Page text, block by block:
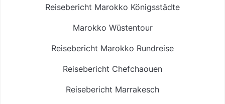
Reisebericht Marokko Königsstädte
Marokko Wüstentour
Reisebericht Marokko Rundreise
Reisebericht Chefchaouen
Reisebericht Marrakesch